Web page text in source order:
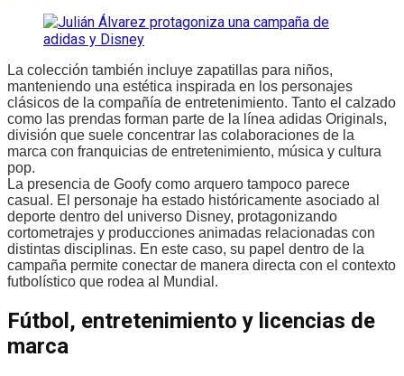
La colección también incluye zapatillas para niños,
manteniendo una estética inspirada en los personajes
clásicos de la compañía de entretenimiento. Tanto el calzado
como las prendas forman parte de la línea adidas Originals,
división que suele concentrar las colaboraciones de la
marca con franquicias de entretenimiento, música y cultura
pop.
La presencia de Goofy como arquero tampoco parece
casual. El personaje ha estado históricamente asociado al
deporte dentro del universo Disney, protagonizando
cortometrajes y producciones animadas relacionadas con
distintas disciplinas. En este caso, su papel dentro de la
campaña permite conectar de manera directa con el contexto
futbolístico que rodea al Mundial.
Fútbol, entretenimiento y licencias de
marca